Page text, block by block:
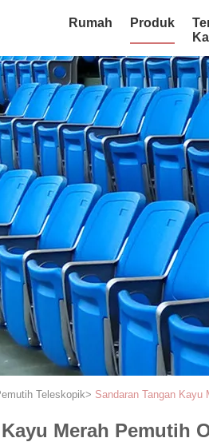
Rumah Produk
Teleskopik> Sandaran Tangan
Merah Pemutih